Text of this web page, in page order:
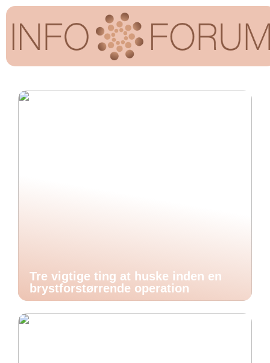
Tre vigtige ting at huske inden en
brystforstørrende operation